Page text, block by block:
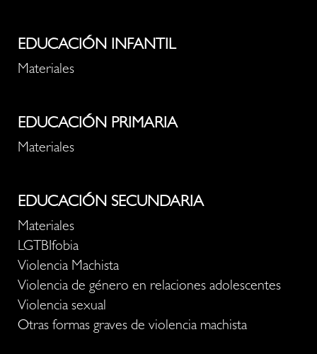
EDUCACIÓN INFANTIL
Materiales
EDUCACIÓN PRIMARIA
Materiales
EDUCACIÓN SECUNDARIA
Materiales
LGTBIfobia
Violencia Machista
Violencia de género en relaciones adolescentes
Violencia sexual
Otras formas graves de violencia machista